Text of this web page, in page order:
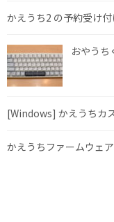
かえうち2 の予約受け
おやうち
[Windows] かえうちカ
かえうちファームウェ